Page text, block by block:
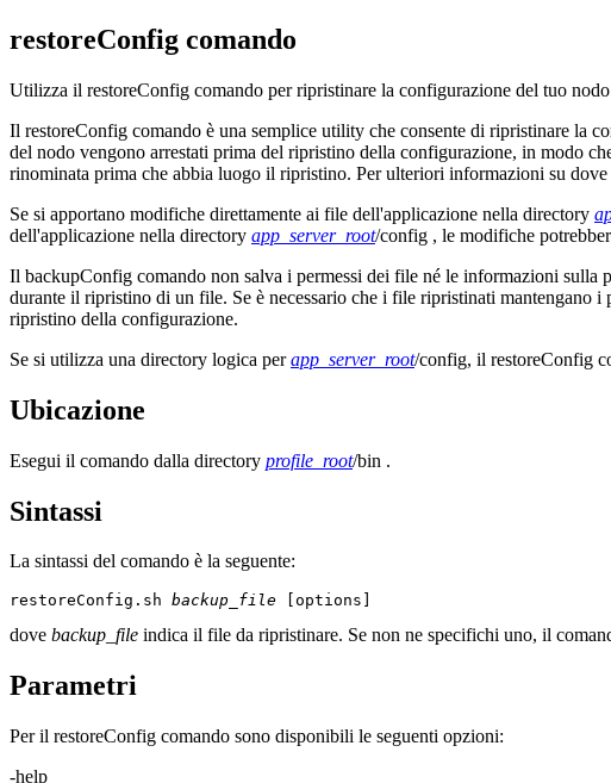
restoreConfig comando
Utilizza il restoreConfig comando per ripristinare la configurazione del tuo
Il restoreConfig comando è una semplice utility che consente di ripristinare la
del nodo vengono arrestati prima del ripristino della configurazione, in modo
rinominata prima che abbia luogo il ripristino. Per ulteriori informazioni su
Se si apportano modifiche direttamente ai file dell'applicazione nella directory
dell'applicazione nella directory app_server_root/config , le modifiche
Il backupConfig comando non salva i permessi dei file né le informazioni sulla
durante il ripristino di un file. Se è necessario che i file ripristinati mantengano
ripristino della configurazione.
Se si utilizza una directory logica perapp_server_root/config, il restoreConfig
Ubicazione
Esegui il comando dalla directory profile_root/bin .
Sintassi
La sintassi del comando è la seguente:
restoreConfig.sh backup_file [options]
dove backup_file indica il file da ripristinare. Se non ne specifichi uno, il
Parametri
Per il restoreConfig comando sono disponibili le seguenti opzioni:
-help